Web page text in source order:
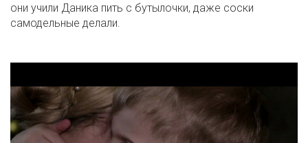
они учили Даника пить с бутылочки, даже соски
самодельные делали.